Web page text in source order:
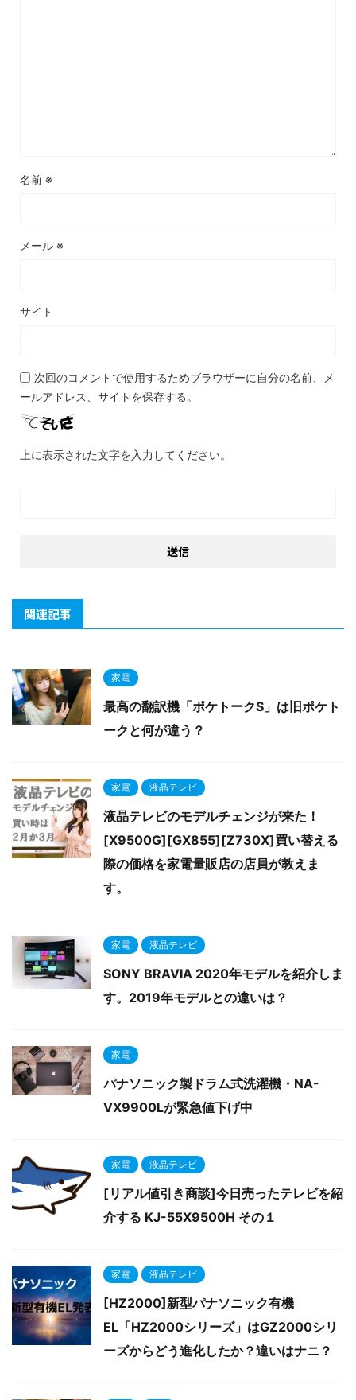
名前 ※
メール ※
サイト
次回のコメントで使用するためブラウザーに自分の名前、メ
ールアドレス、サイトを保存する。
上に表示された文字を入力してください。
関連記事
家電
最高の翻訳機「ポケトークS」は旧ポケト
ークと何が違う？
家電 液晶テレビ
液晶テレビのモデルチェンジが来た！
[X9500G][GX855][Z730X]買い替える
際の価格を家電量販店の店員が教えま
す。
家電 液晶テレビ
SONY BRAVIA 2020年モデルを紹介しま
す。2019年モデルとの違いは？
家電
パナソニック製ドラム式洗濯機・NA-
VX9900Lが緊急値下げ中
家電 液晶テレビ
[リアル値引き商談]今日売ったテレビを紹
介する KJ-55X9500H その１
家電 液晶テレビ
[HZ2000]新型パナソニック有機
EL「HZ2000シリーズ」はGZ2000シリ
ーズからどう進化したか？違いはナニ？